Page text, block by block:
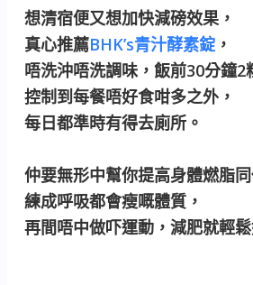
想清宿便又想加快減磅效果，
真心推薦BHK’s青汁酵素錠，
唔洗沖唔洗調味，飯前30分鐘2
控制到每餐唔好食咁多之外，
每日都準時有得去廁所。
仲要無形中幫你提高身體燃脂同
練成呼吸都會瘦嘅體質，
再間唔中做吓運動，減肥就輕鬆